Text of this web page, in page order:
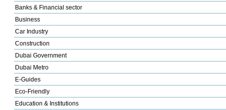
Banks & Financial sector
Business
Car Industry
Construction
Dubai Government
Dubai Metro
E-Guides
Eco-Friendly
Education & Institutions